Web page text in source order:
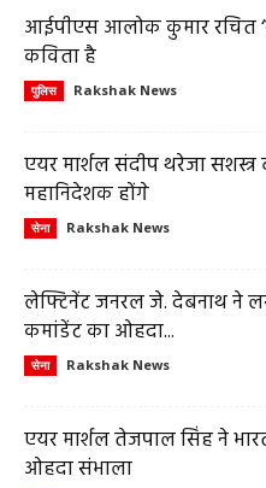
आईपीएस आलोक कुमार रचित
कविता है
पुलिस Rakshak News
एयर मार्शल संदीप थरेजा
महानिदेशक होंगे
सेना Rakshak News
लेफ्टिनेंट जनरल जे. देबनाथ ने
कमांडेंट का ओहदा...
सेना Rakshak News
एयर मार्शल तेजपाल सिंह ने
ओहदा संभाला